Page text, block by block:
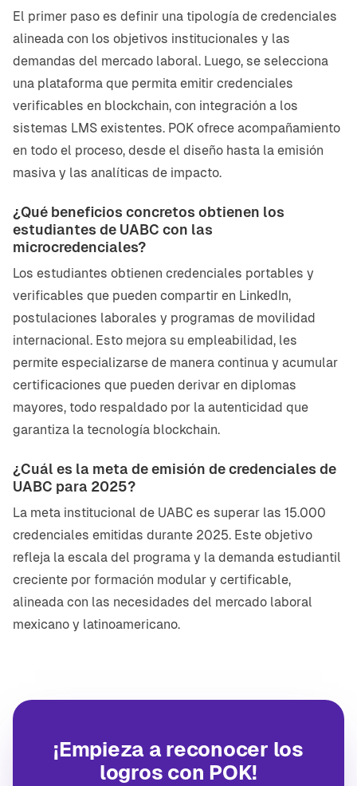
El primer paso es definir una tipología de credenciales
alineada con los objetivos institucionales y las
demandas del mercado laboral. Luego, se selecciona
una plataforma que permita emitir credenciales
verificables en blockchain, con integración a los
sistemas LMS existentes. POK ofrece acompañamiento
en todo el proceso, desde el diseño hasta la emisión
masiva y las analíticas de impacto.
¿Qué beneficios concretos obtienen los
estudiantes de UABC con las
microcredenciales?
Los estudiantes obtienen credenciales portables y
verificables que pueden compartir en LinkedIn,
postulaciones laborales y programas de movilidad
internacional. Esto mejora su empleabilidad, les
permite especializarse de manera continua y acumular
certificaciones que pueden derivar en diplomas
mayores, todo respaldado por la autenticidad que
garantiza la tecnología blockchain.
¿Cuál es la meta de emisión de credenciales de
UABC para 2025?
La meta institucional de UABC es superar las 15.000
credenciales emitidas durante 2025. Este objetivo
refleja la escala del programa y la demanda estudiantil
creciente por formación modular y certificable,
alineada con las necesidades del mercado laboral
mexicano y latinoamericano.
¡Empieza a reconocer los
logros con POK!